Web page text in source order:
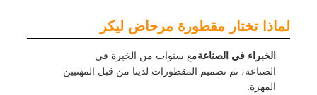
لماذا تختار مقطورة مرحاض ليكر
الخبراء في الصناعةمع سنوات من الخبرة في
الصناعة، تم تصميم المقطورات لدينا من قبل المهنيين
المهرة.